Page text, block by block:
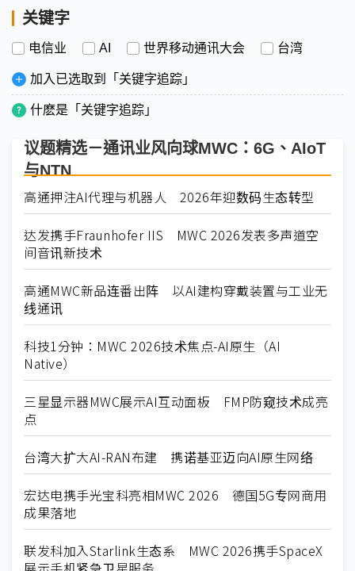
关键字
电信业 AI 世界移动通讯大会 台湾
加入已选取到「关键字追踪」
什麽是「关键字追踪」
议题精选－通讯业风向球MWC：6G、AIoT
与NTN
高通押注AI代理与机器人 2026年迎数码生态转型
达发携手Fraunhofer IIS MWC 2026发表多声道空
间音讯新技术
高通MWC新品连番出阵 以AI建构穿戴装置与工业无
线通讯
科技1分钟：MWC 2026技术焦点-AI原生（AI
Native）
三星显示器MWC展示AI互动面板 FMP防窥技术成亮
点
台湾大扩大AI-RAN布建 携诺基亚迈向AI原生网络
宏达电携手光宝科亮相MWC 2026 德国5G专网商用
成果落地
联发科加入Starlink生态系 MWC 2026携手SpaceX